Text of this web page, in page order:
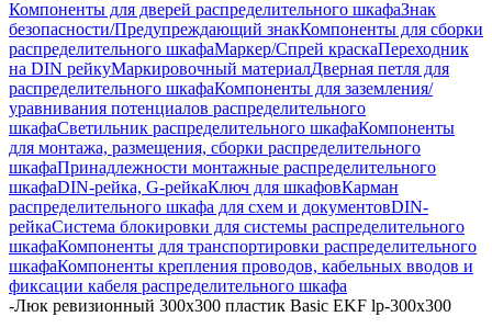
Компоненты для дверей распределительного шкафаЗнак
безопасности/Предупреждающий знакКомпоненты для сборки
распределительного шкафаМаркер/Спрей краскаПереходник
на DIN рейкуМаркировочный материалДверная петля для
распределительного шкафаКомпоненты для заземления/
уравнивания потенциалов распределительного
шкафаСветильник распределительного шкафаКомпоненты
для монтажа, размещения, сборки распределительного
шкафаПринадлежности монтажные распределительного
шкафаDIN-рейка, G-рейкаКлюч для шкафовКарман
распределительного шкафа для схем и документовDIN-
рейкаСистема блокировки для системы распределительного
шкафаКомпоненты для транспортировки распределительного
шкафаКомпоненты крепления проводов, кабельных вводов и
фиксации кабеля распределительного шкафа
-Люк ревизионный 300х300 пластик Basic EKF lp-300x300